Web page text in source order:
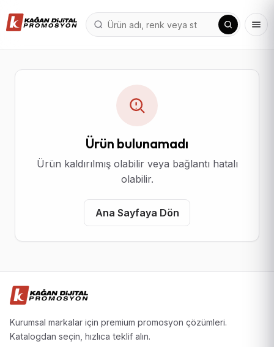
Ürün bulunamadı
Ürün kaldırılmış olabilir veya bağlantı hatalı
olabilir.
Ana Sayfaya Dön
Kurumsal markalar için premium promosyon çözümleri.
Katalogdan seçin, hızlıca teklif alın.